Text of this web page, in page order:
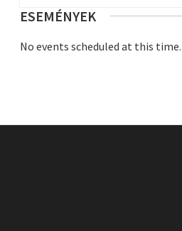
ESEMÉNYEK
No events scheduled at this time.